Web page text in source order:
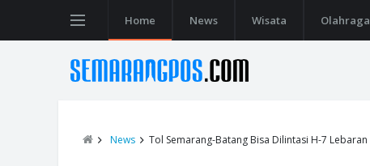
Home News Wisata Olahraga
News Tol Semarang-Batang Bisa Dilintasi H-7 Lebaran